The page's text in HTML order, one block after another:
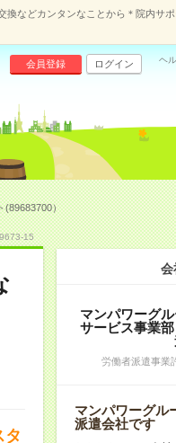
換などカンタンなことから＊院内サ
会員登録 ログイン ヘ
(89683700）
15
タ
会
マンパワーグ
サービス事業
労働者派遣事業
マンパワーグル
派遣会社です